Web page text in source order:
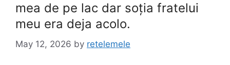
mea de pe lac dar soția fratelui
meu era deja acolo.
May 12, 2026 by retelemele